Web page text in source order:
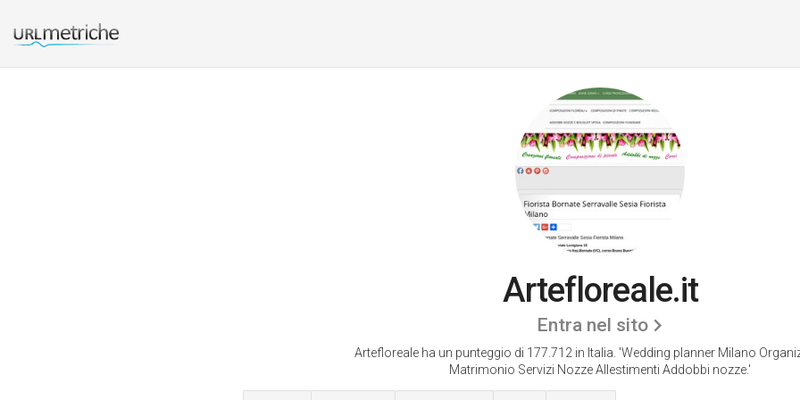
Artefloreale.it
Entra nel sito
Artefloreale ha un punteggio di 177.712 in Italia. 'Wedding planner Milano
Matrimonio Servizi Nozze Allestimenti Addobbi nozze.'